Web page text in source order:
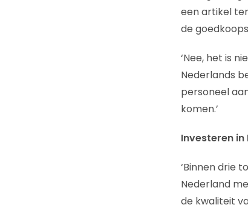
een artikel
de
‘Nee, het is
Nederlands
personeel
komen.’
Investeren
‘Binnen drie
Nederland
de kwaliteit